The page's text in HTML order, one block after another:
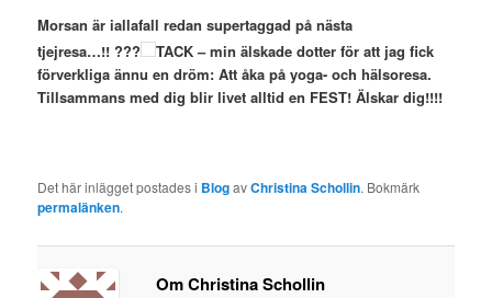
Morsan är iallafall redan supertaggad på nästa
tjejresa…!! ???
TACK – min älskade dotter för att jag fick
förverkliga ännu en dröm: Att åka på yoga- och hälsoresa.
Tillsammans med dig blir livet alltid en FEST! Älskar dig!!!!
Det här inlägget postades i BlogavChristina Schollin. Bokmärk
permalänken.
Om Christina Schollin